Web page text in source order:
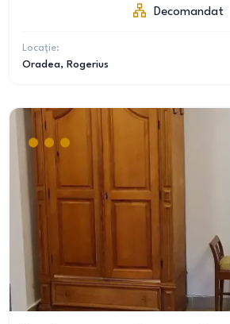
Decomandat
Locație:
Oradea, Rogerius